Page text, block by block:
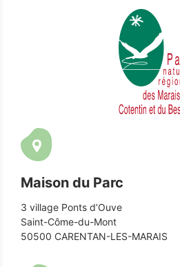
Maison du Parc
3 village Ponts d’Ouve
Saint-Côme-du-Mont
50500 CARENTAN-LES-MARAIS